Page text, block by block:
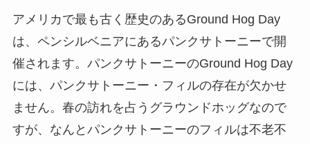
アメリカで最も古く歴史のあるGround Hog Day
は、ペンシルベニアにあるパンクサトーニーで開
催されます。パンクサトーニーのGround Hog Day
には、パンクサトーニー・フィルの存在が欠かせ
ません。春の訪れを占うグラウンドホッグなので
すが、なんとパンクサトーニーのフィルは不老不